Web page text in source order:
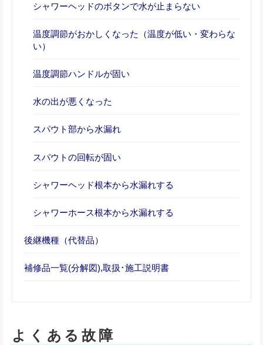
シャワーヘッドのボタンで水が止まらない
温度調節がおかしくなった（温度が低い・変わらな
い）
温度調節ハンドルが固い
水の出が悪くなった
スパウト部から水漏れ
スパウトの回転が固い
シャワーヘッド根本から水漏れする
シャワーホース根本から水漏れする
後継機種（代替品）
補修品一覧(分解図),取扱･施工説明書
よくある故障